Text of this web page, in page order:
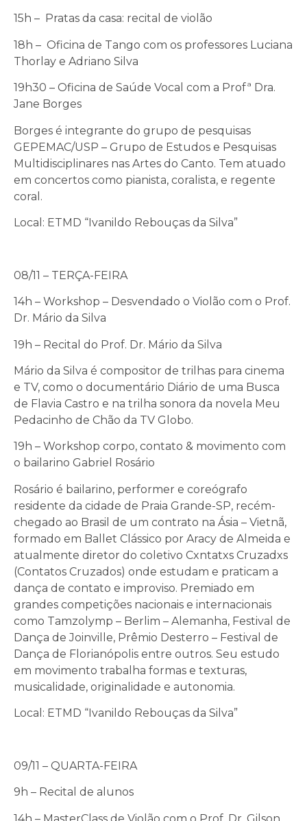
15h – Pratas da casa: recital de violão
18h – Oficina de Tango com os professores Luciana
Thorlay e Adriano Silva
19h30 – Oficina de Saúde Vocal com a Profª Dra.
Jane Borges
Borges é integrante do grupo de pesquisas
GEPEMAC/USP – Grupo de Estudos e Pesquisas
Multidisciplinares nas Artes do Canto. Tem atuado
em concertos como pianista, coralista, e regente
coral.
Local: ETMD “Ivanildo Rebouças da Silva”
08/11 – TERÇA-FEIRA
14h – Workshop – Desvendado o Violão com o Prof.
Dr. Mário da Silva
19h – Recital do Prof. Dr. Mário da Silva
Mário da Silva é compositor de trilhas para cinema
e TV, como o documentário Diário de uma Busca
de Flavia Castro e na trilha sonora da novela Meu
Pedacinho de Chão da TV Globo.
19h – Workshop corpo, contato & movimento com
o bailarino Gabriel Rosário
Rosário é bailarino, performer e coreógrafo
residente da cidade de Praia Grande-SP, recém-
chegado ao Brasil de um contrato na Ásia – Vietnã,
formado em Ballet Clássico por Aracy de Almeida e
atualmente diretor do coletivo Cxntatxs Cruzadxs
(Contatos Cruzados) onde estudam e praticam a
dança de contato e improviso. Premiado em
grandes competições nacionais e internacionais
como Tamzolymp – Berlim – Alemanha, Festival de
Dança de Joinville, Prêmio Desterro – Festival de
Dança de Florianópolis entre outros. Seu estudo
em movimento trabalha formas e texturas,
musicalidade, originalidade e autonomia.
Local: ETMD “Ivanildo Rebouças da Silva”
09/11 – QUARTA-FEIRA
9h – Recital de alunos